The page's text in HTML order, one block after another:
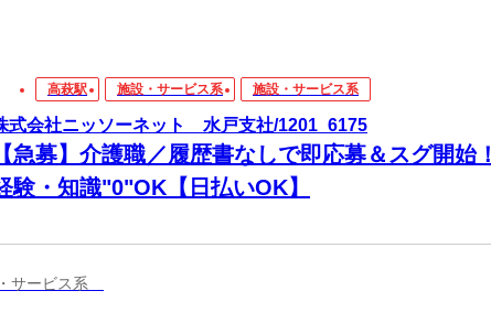
高萩駅 施設・サービス系 施設・サービス系
式会社ニッソーネット 水戸支社/1201_6175
【急募】介護職／履歴書なしで即応募＆スグ開始！
験・知識"0"OK【日払いOK】
サービス系